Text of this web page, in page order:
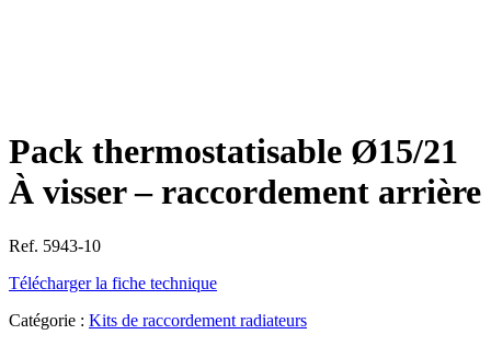
Pack thermostatisable Ø15/21
À visser – raccordement arrière
Ref. 5943-10
Télécharger la fiche technique
Catégorie : Kits de raccordement radiateurs